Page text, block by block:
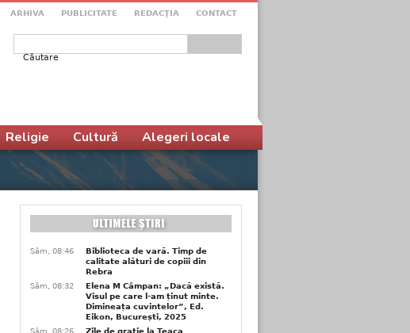
ARHIVA PUBLICITATE REDACŢIA CONTACT
Formular de căutare
Religie Cultură Alegeri locale
Sâm, 08:46
Biblioteca de vară. Timp de
calitate alături de copiii din
Rebra
Sâm, 08:32
Elena M Câmpan: „Dacă există.
Visul pe care l-am ținut minte.
Dimineața cuvintelor”, Ed.
Eikon, București, 2025
Sâm, 08:26
Zile de grație la Teaca